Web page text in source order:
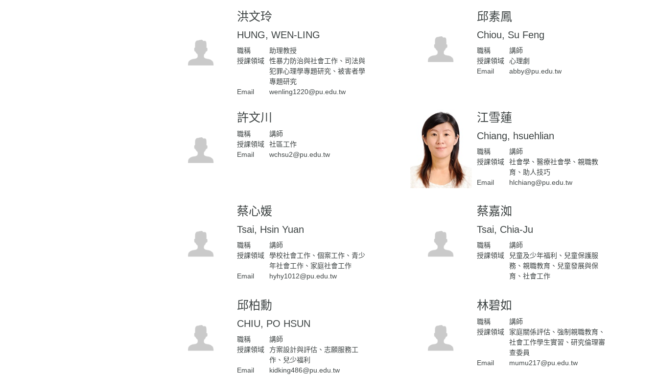
洪文玲
HUNG, WEN-LING
職稱
助理教授
授課領域
性暴力防治與社會工作、司法與
犯罪心理學專題研究、被害者學
專題研究
Email
wenling1220@pu.edu.tw
邱素鳳
Chiou, Su Feng
職稱
講師
授課領域
心理劇
Email
abby@pu.edu.tw
許文川
職稱
講師
授課領域
社區工作
Email
wchsu2@pu.edu.tw
江雪蓮
Chiang, hsuehlian
職稱
講師
授課領域
社會學、醫療社會學、親職教
育、助人技巧
Email
hlchiang@pu.edu.tw
蔡心媛
Tsai, Hsin Yuan
職稱
講師
授課領域
學校社會工作、個案工作、青少
年社會工作、家庭社會工作
Email
hyhy1012@pu.edu.tw
蔡嘉洳
Tsai, Chia-Ju
職稱
講師
授課領域
兒童及少年福利、兒童保護服
務、親職教育、兒童發展與保
育、社會工作
邱柏勳
CHIU, PO HSUN
職稱
講師
授課領域
方案設計與評估、志願服務工
作、兒少福利
Email
kidking486@pu.edu.tw
林碧如
職稱
講師
授課領域
家庭關係評估、強制親職教育、
社會工作學生實習、研究倫理審
查委員
Email
mumu217@pu.edu.tw